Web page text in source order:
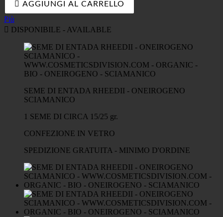
AGGIUNGI AL CARRELLO
Più
 DISPONIBILE - AVAILABLE
SEME DI ENTADA RHEEDII - ONEIROGENO
SCIAMANICO
1 SEME DI CIRCA 15/25 gr.
CONFEZIONE IN VETRO
SPEDIZIONE GRATUITA - MINIMO D'ORDINE